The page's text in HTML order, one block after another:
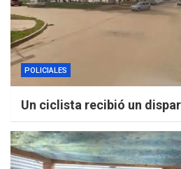
POLICIALES
Un ciclista recibió un